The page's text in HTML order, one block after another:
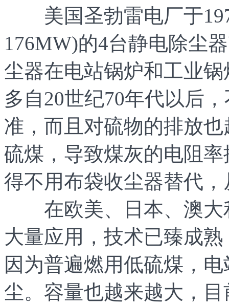
美国圣勃雷电厂于
176MW)的4台静电除尘
尘器在电站锅炉和工业
多自20世纪70年代以后
准，而且对硫物的排放
硫煤，导致煤灰的电阻
得不用布袋收尘器替代
在欧美、日本、澳大
大量应用，技术已臻成
因为普遍燃用低硫煤，
尘。容量也越来越大，目